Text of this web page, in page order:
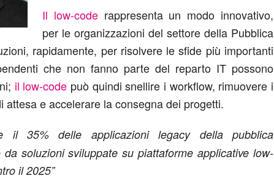
Il low-code rappresenta un modo innovativo,
per le organizzazioni del settore della Pubblica
rapidamente, per risolvere le sfide più importanti
che non fanno parte del reparto IT possono
il low-code può quindi snellire i workflow, rimuovere i
e accelerare la consegna dei progetti.
il 35% delle applicazioni legacy della pubblica
soluzioni sviluppate su piattaforme applicative low-
il 2025”